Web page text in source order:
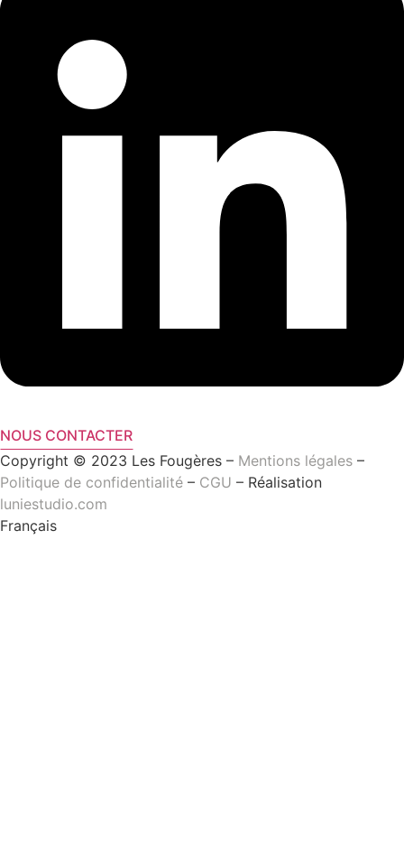
NOUS CONTACTER
Copyright © 2023 Les Fougères – Mentions légales –
Politique de confidentialité – CGU – Réalisation
luniestudio.com
Français